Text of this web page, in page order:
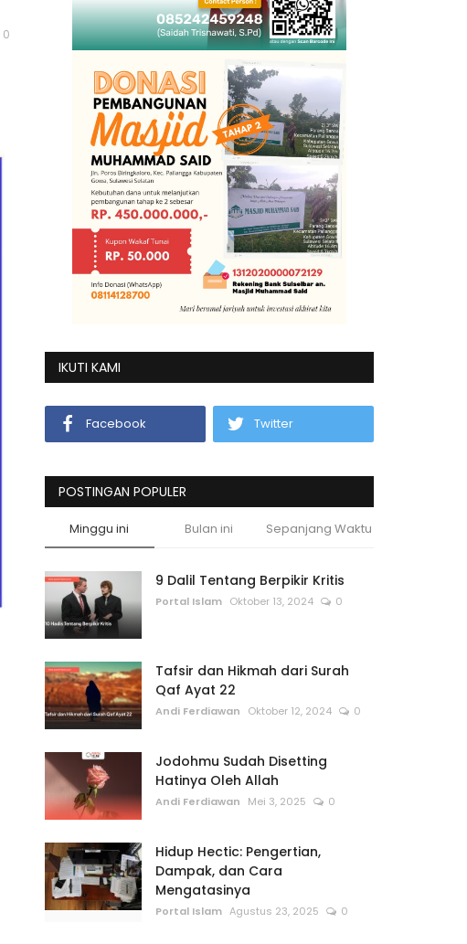
0
IKUTI KAMI
Facebook Twitter
POSTINGAN POPULER
Minggu ini Bulan ini Sepanjang Waktu
9 Dalil Tentang Berpikir Kritis
Portal Islam Oktober 13, 2024 0
Tafsir dan Hikmah dari Surah
Qaf Ayat 22
Andi Ferdiawan Oktober 12, 2024 0
Jodohmu Sudah Disetting
Hatinya Oleh Allah
Andi Ferdiawan Mei 3, 2025 0
Hidup Hectic: Pengertian,
Dampak, dan Cara
Mengatasinya
Portal Islam Agustus 23, 2025 0